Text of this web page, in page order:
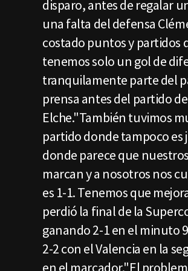
disparo, antes de regalar
una falta del defensa
costado puntos y partidos
tenemos solo un gol de
tranquilamente parte del
prensa antes del partido
Elche."También tuvimos
partido donde tampoco
donde parece que
marcan y a nosotros nos
es 1-1. Tenemos que
perdió la final de la
ganando 2-1 en el minuto
2-2 con el Valencia en la
en el marcador."El